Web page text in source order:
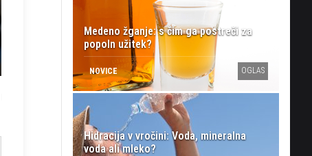
Medeno žganje: s čim ga postreči za
popoln užitek?
NOVICE OGLAS
Hidracija v vročini: Voda, mineralna
voda ali mleko?